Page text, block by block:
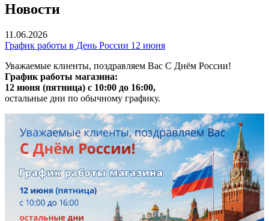
Новости
11.06.2026
График работы в День России 12 июня
Уважаемые клиенты, поздравляем Вас С Днём России!
График работы магазина:
12 июня (пятница) с 10:00 до 16:00,
остальные дни по обычному графику.